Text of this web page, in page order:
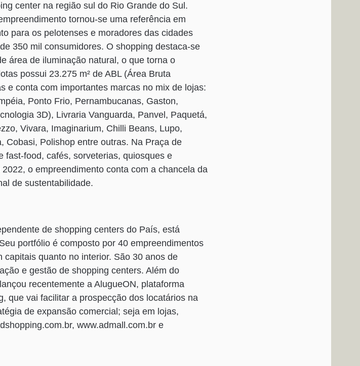
center na região sul do Rio Grande do Sul.
tornou-se uma referência em
para os pelotenses e moradores das cidades
350 mil consumidores. O shopping destaca-se
área de iluminação natural, o que torna o
possui 23.275 m² de ABL (Área Bruta
e conta com importantes marcas no mix de lojas:
Ponto Frio, Pernambucanas, Gaston,
3D), Livraria Vanguarda, Panvel, Paquetá,
Vivara, Imaginarium, Chilli Beans, Lupo,
Cobasi, Polishop entre outras. Na Praça de
fast-food, cafés, sorveterias, quiosques e
o empreendimento conta com a chancela da
de sustentabilidade.
de shopping centers do País, está
portfólio é composto por 40 empreendimentos
quanto no interior. São 30 anos de
e gestão de shopping centers. Além do
recentemente a AlugueON, plataforma
que vai facilitar a prospecção dos locatários na
de expansão comercial; seja em lojas,
www.admall.com.br e